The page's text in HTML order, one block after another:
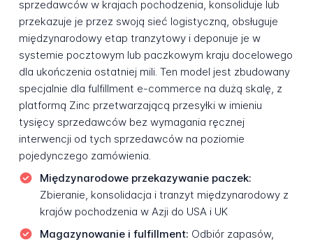
sprzedawców w krajach pochodzenia, konsoliduje lub
przekazuje je przez swoją sieć logistyczną, obsługuje
międzynarodowy etap tranzytowy i deponuje je w
systemie pocztowym lub paczkowym kraju docelowego
dla ukończenia ostatniej mili. Ten model jest zbudowany
specjalnie dla fulfillment e-commerce na dużą skalę, z
platformą Zinc przetwarzającą przesyłki w imieniu
tysięcy sprzedawców bez wymagania ręcznej
interwencji od tych sprzedawców na poziomie
pojedynczego zamówienia.
Międzynarodowe przekazywanie paczek:
Zbieranie, konsolidacja i tranzyt międzynarodowy z
krajów pochodzenia w Azji do USA i UK
Magazynowanie i fulfillment: Odbiór zapasów,